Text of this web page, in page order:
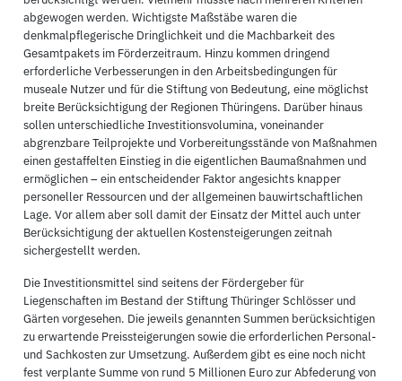
abgewogen werden. Wichtigste Maßstäbe waren die
denkmalpflegerische Dringlichkeit und die Machbarkeit des
Gesamtpakets im Förderzeitraum. Hinzu kommen dringend
erforderliche Verbesserungen in den Arbeitsbedingungen für
museale Nutzer und für die Stiftung von Bedeutung, eine möglichst
breite Berücksichtigung der Regionen Thüringens. Darüber hinaus
sollen unterschiedliche Investitionsvolumina, voneinander
abgrenzbare Teilprojekte und Vorbereitungsstände von Maßnahmen
einen gestaffelten Einstieg in die eigentlichen Baumaßnahmen und
ermöglichen – ein entscheidender Faktor angesichts knapper
personeller Ressourcen und der allgemeinen bauwirtschaftlichen
Lage. Vor allem aber soll damit der Einsatz der Mittel auch unter
Berücksichtigung der aktuellen Kostensteigerungen zeitnah
sichergestellt werden.
Die Investitionsmittel sind seitens der Fördergeber für
Liegenschaften im Bestand der Stiftung Thüringer Schlösser und
Gärten vorgesehen. Die jeweils genannten Summen berücksichtigen
zu erwartende Preissteigerungen sowie die erforderlichen Personal-
und Sachkosten zur Umsetzung. Außerdem gibt es eine noch nicht
fest verplante Summe von rund 5 Millionen Euro zur Abfederung von